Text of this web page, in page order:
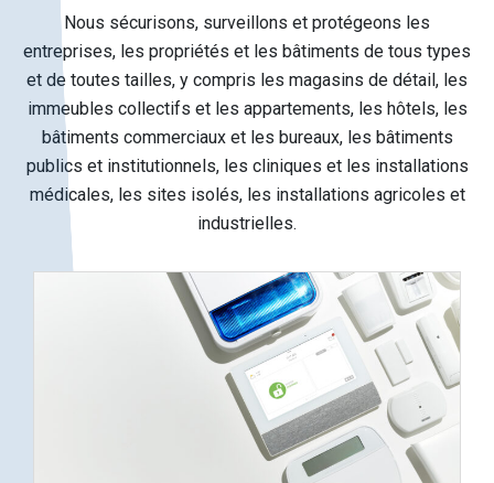
Nous sécurisons, surveillons et protégeons les
entreprises, les propriétés et les bâtiments de tous types
et de toutes tailles, y compris les magasins de détail, les
immeubles collectifs et les appartements, les hôtels, les
bâtiments commerciaux et les bureaux, les bâtiments
publics et institutionnels, les cliniques et les installations
médicales, les sites isolés, les installations agricoles et
industrielles.